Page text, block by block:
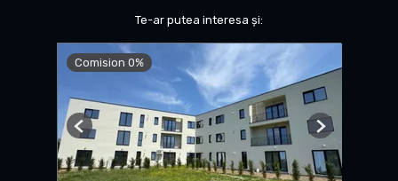
Te-ar putea interesa și:
Comision 0%
Previous Next